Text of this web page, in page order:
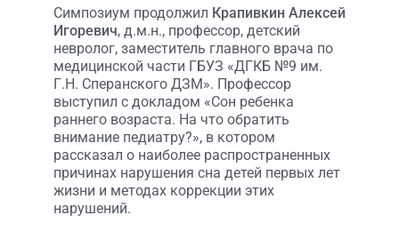
Симпозиум продолжил Крапивкин Алексей
Игоревич, д.м.н., профессор, детский
невролог, заместитель главного врача по
медицинской части ГБУЗ «ДГКБ №9 им.
Г.Н. Сперанского ДЗМ». Профессор
выступил с докладом «Сон ребенка
раннего возраста. На что обратить
внимание педиатру?», в котором
рассказал о наиболее распространенных
причинах нарушения сна детей первых лет
жизни и методах коррекции этих
нарушений.